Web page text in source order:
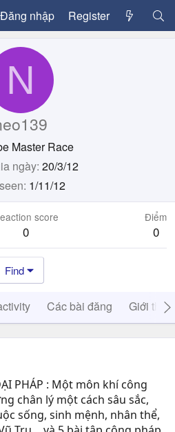
Đăng nhập Register
N
Master Race
ngày 20/3/12
1/11/12
score
0
Điểm
0
Find
Các bài đăng Giới thiệu
PHÁP : Một môn khí công
chân lý một cách sâu sắc,
sống, sinh mệnh, nhân thể,